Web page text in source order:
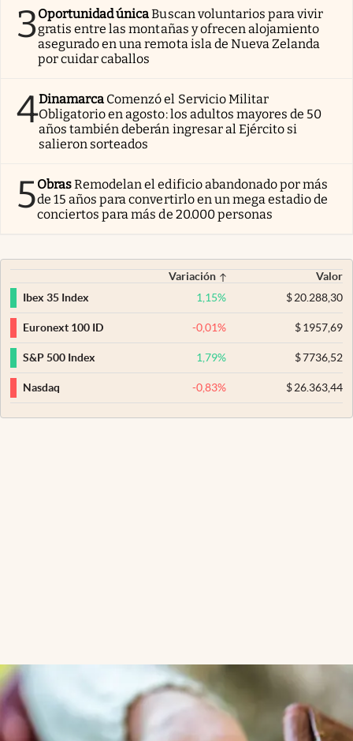
3Oportunidad únicaBuscan voluntarios para vivir
gratis entre las montañas y ofrecen alojamiento
asegurado en una remota isla de Nueva Zelanda
por cuidar caballos
4Dinamarca Comenzó el Servicio Militar
Obligatorio en agosto: los adultos mayores de 50
años también deberán ingresar al Ejército si
salieron sorteados
5ObrasRemodelan el edificio abandonado por más
de 15 años para convertirlo en un mega estadio de
conciertos para más de 20.000 personas
Variación
Valor
Ibex 35 Index
1,15% $20.288,30
Euronext 100 ID -0,01% $1957,69
S&P 500 Index 1,79% $7736,52
Nasdaq -0,83% $26.363,44